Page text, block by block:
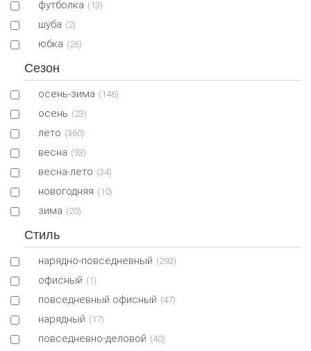
футболка (13)
шуба (2)
юбка (26)
Сезон
осень-зима (146)
осень (23)
лето (360)
весна (93)
весна-лето (34)
новогодняя (10)
зима (20)
Стиль
нарядно-повседневный (293)
офисный (1)
повседневный офисный (47)
нарядный (17)
повседневно-деловой (40)